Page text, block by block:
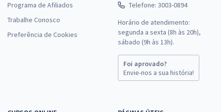
Programa de Afiliados
Trabalhe Conosco
Preferência de Cookies
Telefone: 3003-0894
Horário de atendimento:
segunda a sexta (8h às 20h),
sábado (9h às 13h).
Foi aprovado?
Envie-nos a sua história!